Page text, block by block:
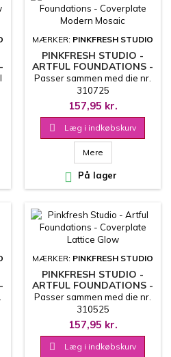
MÆRKER: PINKFRESH STUDIO
PINKFRESH STUDIO -
ARTFUL FOUNDATIONS -
COVERPLATE MODERN
MOSAIC
Passer sammen med die nr.
310725
157,95 kr.
 Læg i indkøbskurv
Mere
 På lager
MÆRKER: PINKFRESH STUDIO
PINKFRESH STUDIO -
ARTFUL FOUNDATIONS -
COVERPLATE LATTICE
GLOW
Passer sammen med die nr.
310525
157,95 kr.
 Læg i indkøbskurv